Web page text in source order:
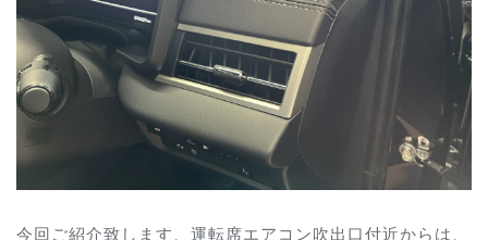
今回ご紹介致します、運転席エアコン吹出口付近からは、